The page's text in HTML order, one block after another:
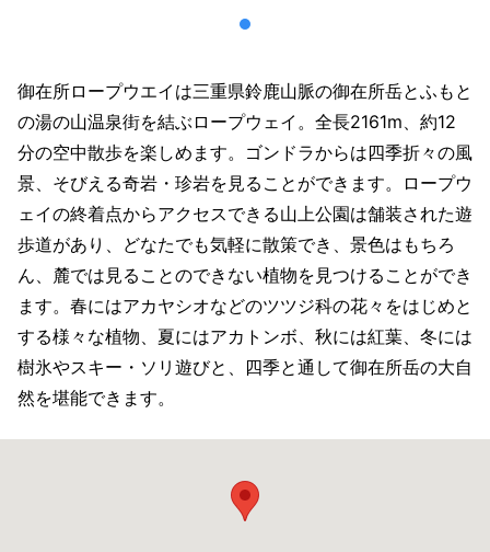
御在所ロープウエイは三重県鈴鹿山脈の御在所岳とふもと
の湯の山温泉街を結ぶロープウェイ。全長2161m、約12
分の空中散歩を楽しめます。ゴンドラからは四季折々の風
景、そびえる奇岩・珍岩を見ることができます。ロープウ
ェイの終着点からアクセスできる山上公園は舗装された遊
歩道があり、どなたでも気軽に散策でき、景色はもちろ
ん、麓では見ることのできない植物を見つけることができ
ます。春にはアカヤシオなどのツツジ科の花々をはじめと
する様々な植物、夏にはアカトンボ、秋には紅葉、冬には
樹氷やスキー・ソリ遊びと、四季と通して御在所岳の大自
然を堪能できます。